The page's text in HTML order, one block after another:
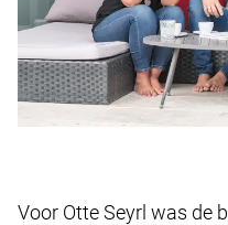
Voor Otte Seyrl was de